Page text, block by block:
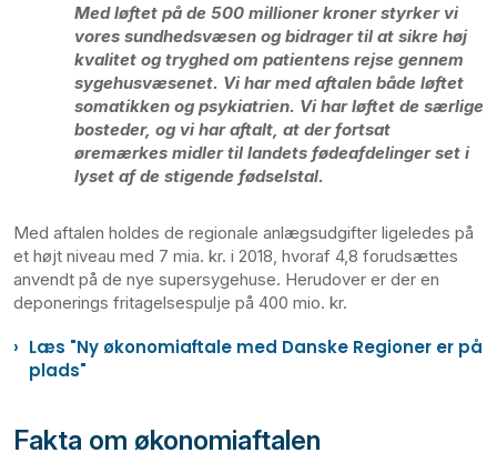
Med løftet på de 500 millioner kroner styrker vi
vores sundhedsvæsen og bidrager til at sikre høj
kvalitet og tryghed om patientens rejse gennem
sygehusvæsenet. Vi har med aftalen både løftet
somatikken og psykiatrien. Vi har løftet de særlige
bosteder, og vi har aftalt, at der fortsat
øremærkes midler til landets fødeafdelinger set i
lyset af de stigende fødselstal.
Med aftalen holdes de regionale anlægsudgifter ligeledes på
et højt niveau med 7 mia. kr. i 2018, hvoraf 4,8 forudsættes
anvendt på de nye supersygehuse. Herudover er der en
deponerings fritagelsespulje på 400 mio. kr.
Læs "Ny økonomiaftale med Danske Regioner er på
plads"
Fakta om økonomiaftalen